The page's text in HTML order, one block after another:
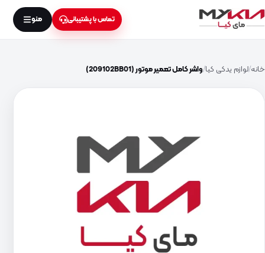
تماس با پشتیبانی منو
خانه لوازم یدکی کیا واشر کامل تعمیر موتور (209102BB01)